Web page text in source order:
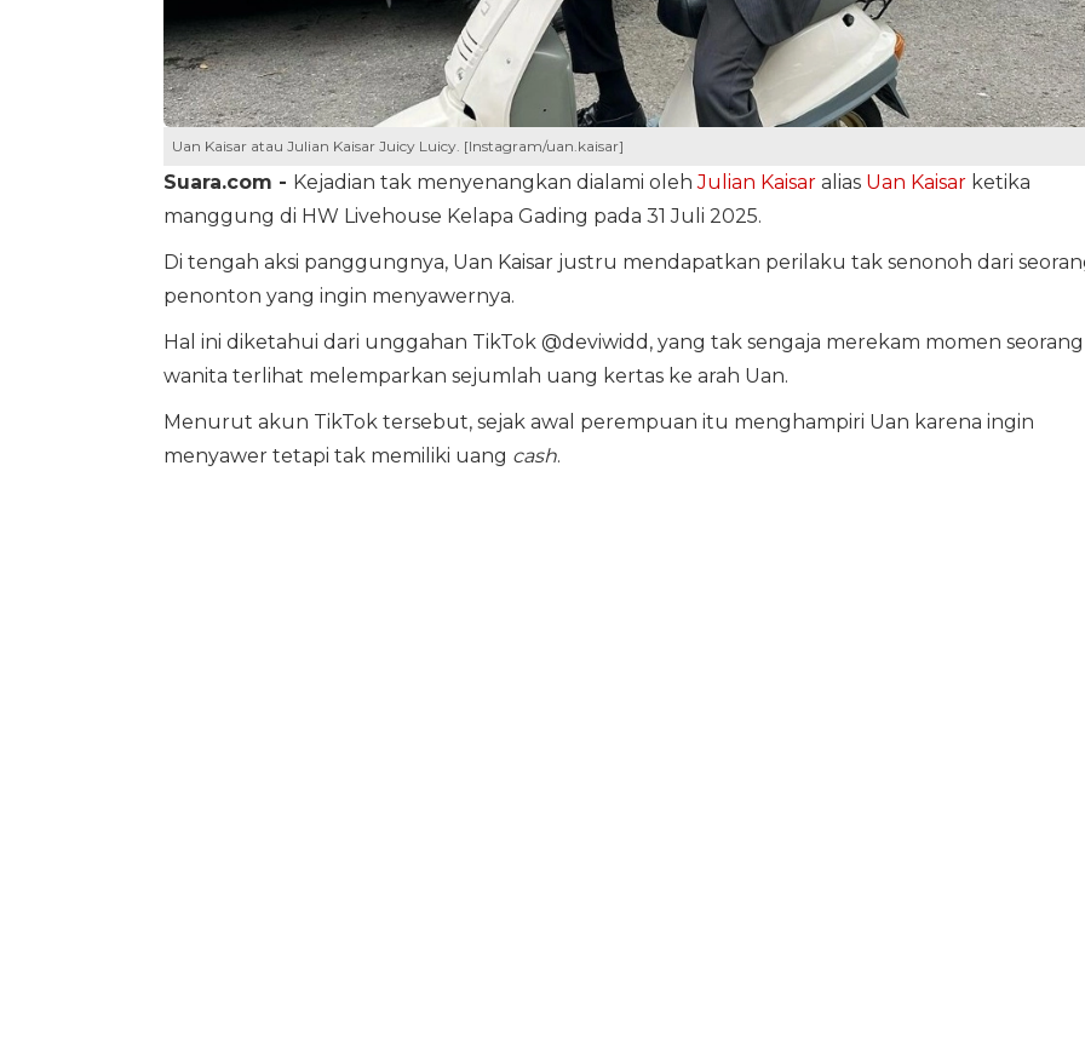
Uan Kaisar atau Julian Kaisar Juicy Luicy. [Instagram/uan.kaisar]
Suara.com - Kejadian tak menyenangkan dialami olehJulian Kaisaralias Uan Kaisarketika
manggung di HW Livehouse Kelapa Gading pada 31 Juli 2025.
Di tengah aksi panggungnya, Uan Kaisar justru mendapatkan perilaku tak senonoh dari
penonton yang ingin menyawernya.
Hal ini diketahui dari unggahan TikTok @deviwidd, yang tak sengaja merekam momen seorang
wanita terlihat melemparkan sejumlah uang kertas ke arah Uan.
Menurut akun TikTok tersebut, sejak awal perempuan itu menghampiri Uan karena ingin
menyawer tetapi tak memiliki uang cash.